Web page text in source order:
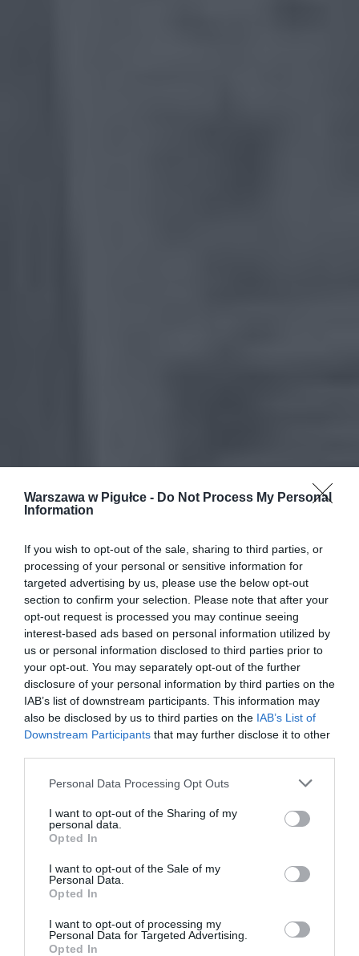
Warszawa w Pigułce - Do Not Process My Personal
Information
If you wish to opt-out of the sale, sharing to third parties, or
processing of your personal or sensitive information for
targeted advertising by us, please use the below opt-out
section to confirm your selection. Please note that after your
opt-out request is processed you may continue seeing
interest-based ads based on personal information utilized by
us or personal information disclosed to third parties prior to
your opt-out. You may separately opt-out of the further
disclosure of your personal information by third parties on the
IAB’s list of downstream participants. This information may
also be disclosed by us to third parties on the IAB’s List of
Downstream Participants that may further disclose it to other
Personal Data Processing Opt Outs
I want to opt-out of the Sharing of my
personal data.
Opted In
I want to opt-out of the Sale of my
Personal Data.
Opted In
I want to opt-out of processing my
Personal Data for Targeted Advertising.
Opted In